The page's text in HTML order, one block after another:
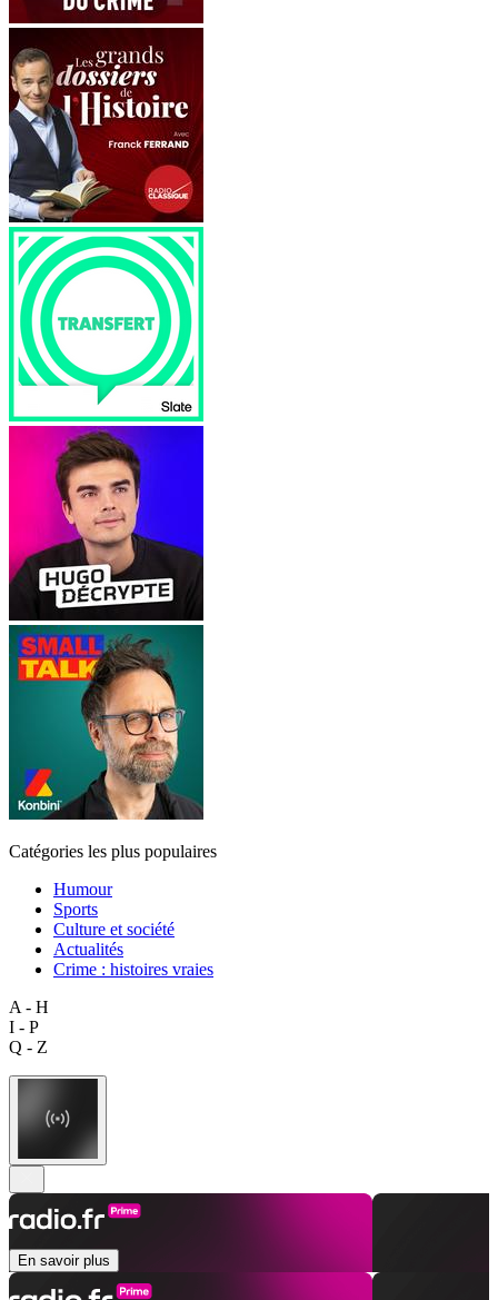
Catégories les plus populaires
Humour
Sports
Culture et société
Actualités
Crime : histoires vraies
A - H
I - P
Q - Z
En savoir plus